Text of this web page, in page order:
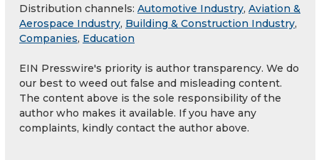
Distribution channels: Automotive Industry, Aviation &
Aerospace Industry, Building & Construction Industry,
Companies, Education
EIN Presswire's priority is author transparency. We do
our best to weed out false and misleading content.
The content above is the sole responsibility of the
author who makes it available. If you have any
complaints, kindly contact the author above.